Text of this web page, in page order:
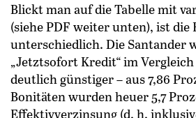
Blickt man auf die Tabelle mit
(siehe PDF weiter unten), ist
unterschiedlich. Die Santander
„Jetztsofort Kredit“ im
deutlich günstiger – aus 7,86
Bonitäten wurden heuer 5,7
Effektivverzinsung (d. h.